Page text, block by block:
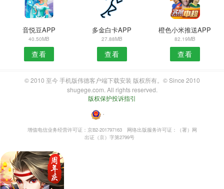
音悦豆APP
40.50MB
查看
多金白卡APP
27.88MB
查看
橙色小米推送APP
82.19MB
查看
© 2010 至今 手机版伟德客户端下载安装 版权所有。© Since 2010
shugege.com. All rights reserved.
版权保护投诉指引
・
增值电信业务经营许可证：京B2-201797163
网络出版服务许可证：（署）网
出证（京）字第2799号